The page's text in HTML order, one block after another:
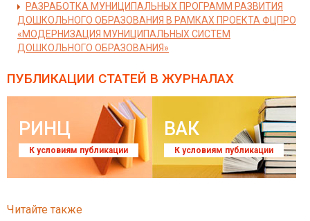
РАЗРАБОТКА МУНИЦИПАЛЬНЫХ ПРОГРАММ РАЗВИТИЯ
ДОШКОЛЬНОГО ОБРАЗОВАНИЯ В РАМКАХ ПРОЕКТА ФЦПРО
«МОДЕРНИЗАЦИЯ МУНИЦИПАЛЬНЫХ СИСТЕМ
ДОШКОЛЬНОГО ОБРАЗОВАНИЯ»
ПУБЛИКАЦИИ СТАТЕЙ В ЖУРНАЛАХ
РИНЦ
К условиям публикации
ВАК
К условиям публикации
Читайте также